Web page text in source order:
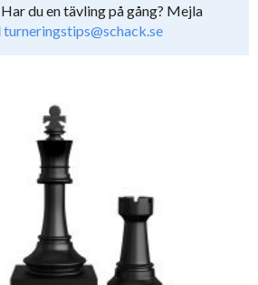
Har du en tävling på gång? Mejla
turneringstips@schack.se